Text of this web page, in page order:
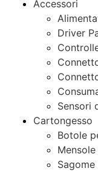
Accessori
Driver
Sensori
Cartongesso
Botole